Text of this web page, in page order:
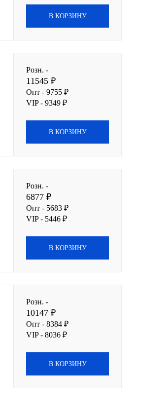
В КОРЗИНУ
Розн. -
11545 ₽
Опт - 9755 ₽
VIP - 9349 ₽
В КОРЗИНУ
Розн. -
6877 ₽
Опт - 5683 ₽
VIP - 5446 ₽
В КОРЗИНУ
Розн. -
10147 ₽
Опт - 8384 ₽
VIP - 8036 ₽
В КОРЗИНУ